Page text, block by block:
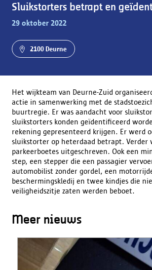
Sluikstorters betrapt en
29 oktober 2022
2100 Deurne
Het wijkteam van Deurne-Zuid
actie in samenwerking met de
buurtregie. Er was aandacht voor
sluikstorters konden geïdentificeerd
rekening gepresenteerd krijgen. Er werd
sluikstorter op heterdaad betrapt. Verder
parkeerboetes uitgeschreven. Ook een
step, een stepper die een passagier
automobilist zonder gordel, een
beschermingskledij en twee kindjes die
veiligheidszitje zaten werden beboet.
Meer nieuws